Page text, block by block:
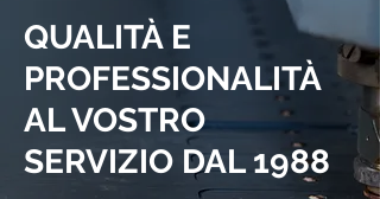
QUALITÀ E
PROFESSIONALITÀ
AL VOSTRO
SERVIZIO DAL 1988